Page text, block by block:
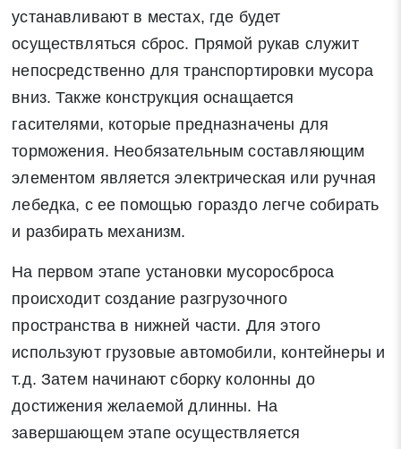
устанавливают в местах, где будет
осуществляться сброс. Прямой рукав служит
непосредственно для транспортировки мусора
вниз. Также конструкция оснащается
гасителями, которые предназначены для
торможения. Необязательным составляющим
элементом является электрическая или ручная
лебедка, с ее помощью гораздо легче собирать
и разбирать механизм.
На первом этапе установки мусоросброса
происходит создание разгрузочного
пространства в нижней части. Для этого
используют грузовые автомобили, контейнеры и
т.д. Затем начинают сборку колонны до
достижения желаемой длинны. На
завершающем этапе осуществляется